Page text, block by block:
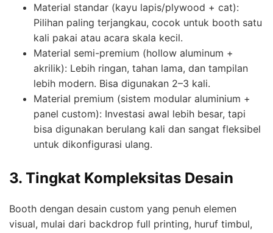
Material standar (kayu lapis/plywood + cat):
Pilihan paling terjangkau, cocok untuk booth satu
kali pakai atau acara skala kecil.
Material semi-premium (hollow aluminum +
akrilik): Lebih ringan, tahan lama, dan tampilan
lebih modern. Bisa digunakan 2–3 kali.
Material premium (sistem modular aluminium +
panel custom): Investasi awal lebih besar, tapi
bisa digunakan berulang kali dan sangat fleksibel
untuk dikonfigurasi ulang.
3. Tingkat Kompleksitas Desain
Booth dengan desain custom yang penuh elemen
visual, mulai dari backdrop full printing, huruf timbul,